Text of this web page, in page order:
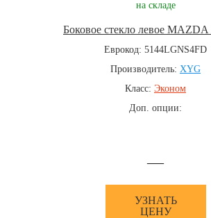
на складе
Боковое стекло левое MAZDA
Еврокод: 5144LGNS4FD
Производитель: XYG
Класс: Эконом
Доп. опции:
—
УЗНАТЬ
ЦЕНУ